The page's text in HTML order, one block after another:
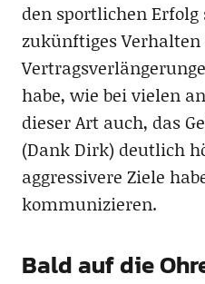
den sportlichen
zukünftiges Verhalten
habe, wie bei vielen
dieser Art auch, das
(Dank Dirk) deutlich
aggressivere Ziele
kommunizieren.
Bald auf die